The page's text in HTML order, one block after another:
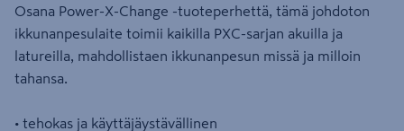
Osana Power-X-Change -tuoteperhettä, tämä johdoton
ikkunanpesulaite toimii kaikilla PXC-sarjan akuilla ja
latureilla, mahdollistaen ikkunanpesun missä ja milloin
tahansa.
• tehokas ja käyttäjäystävällinen